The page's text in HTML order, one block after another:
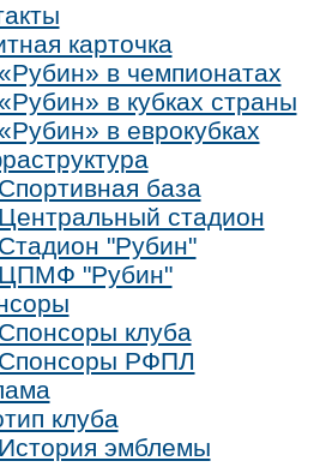
карточка
в чемпионатах
в кубках страны
в еврокубках
Спортивная база
Центральный стадион
Стадион "Рубин"
ЦПМФ "Рубин"
Спонсоры клуба
Спонсоры РФПЛ
клуба
История эмблемы